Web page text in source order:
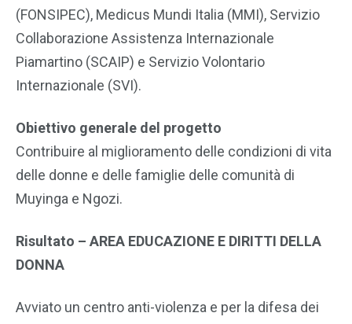
(FONSIPEC), Medicus Mundi Italia (MMI), Servizio
Collaborazione Assistenza Internazionale
Piamartino (SCAIP) e Servizio Volontario
Internazionale (SVI).
Obiettivo generale del progetto
Contribuire al miglioramento delle condizioni di vita
delle donne e delle famiglie delle comunità di
Muyinga e Ngozi.
Risultato – AREA EDUCAZIONE E DIRITTI DELLA
DONNA
Avviato un centro anti-violenza e per la difesa dei